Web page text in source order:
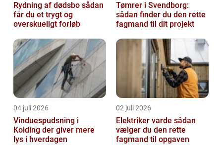
Rydning af dødsbo sådan
får du et trygt og
overskueligt forløb
Tømrer i Svendborg:
sådan finder du den rette
fagmand til dit projekt
04 juli 2026
Vinduespudsning i
Kolding der giver mere
lys i hverdagen
02 juli 2026
Elektriker varde sådan
vælger du den rette
fagmand til opgaven